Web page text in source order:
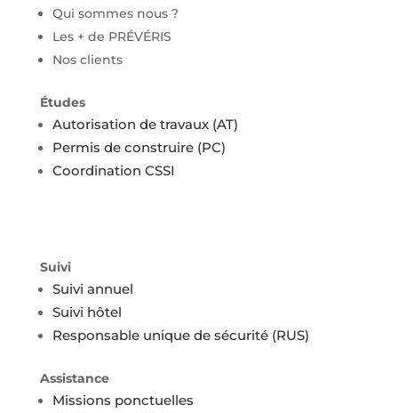
Qui sommes nous ?
Les + de PRÉVÉRIS
Nos clients
Études
Autorisation de travaux (AT)
Permis de construire (PC)
Coordination CSSI
Suivi
Suivi annuel
Suivi hôtel
Responsable unique de sécurité (RUS)
Assistance
Missions ponctuelles